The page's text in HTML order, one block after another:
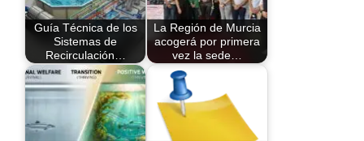
Guía Técnica de los
Sistemas de
Recirculación…
La Región de Murcia
acogerá por primera
vez la sede…